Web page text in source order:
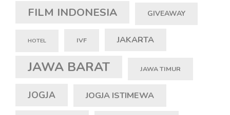
FILM INDONESIA GIVEAWAY
HOTEL IVF JAKARTA
JAWA BARAT JAWA TIMUR
JOGJA JOGJA ISTIMEWA